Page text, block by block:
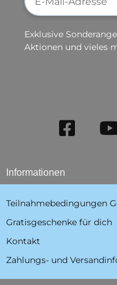
Exklusive
Aktionen und vieles
Informationen
Teilnahmebedingungen
Gratisgeschenke für dich
Kontakt
Zahlungs- und